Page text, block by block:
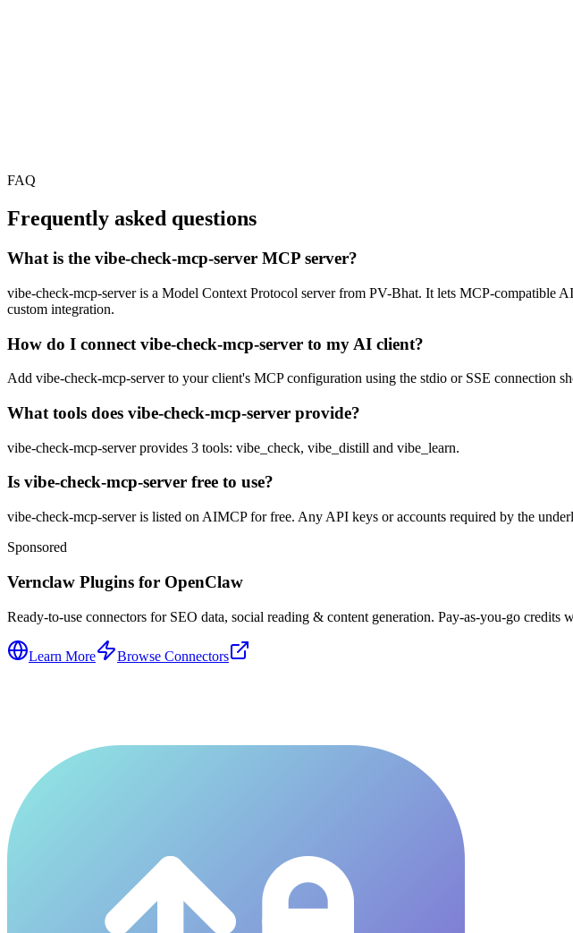
FAQ
Frequently asked questions
What is the vibe-check-mcp-server MCP server?
vibe-check-mcp-server is a Model Context Protocol server from PV-Bhat. It lets MCP-compatible
custom integration.
How do I connect vibe-check-mcp-server to my AI client?
Add vibe-check-mcp-server to your client's MCP configuration using the stdio or SSE connection
What tools does vibe-check-mcp-server provide?
vibe-check-mcp-server provides 3 tools: vibe_check, vibe_distill and vibe_learn.
Is vibe-check-mcp-server free to use?
vibe-check-mcp-server is listed on AIMCP for free. Any API keys or accounts required by the
Sponsored
Vernclaw Plugins for OpenClaw
Ready-to-use connectors for SEO data, social reading & content generation. Pay-as-you-go credits
Learn More Browse Connectors